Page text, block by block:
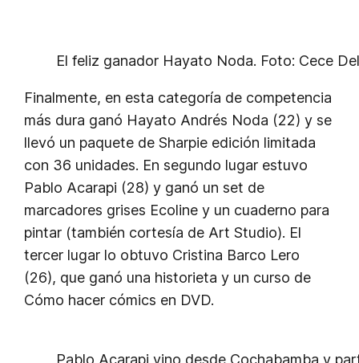
El feliz ganador Hayato Noda. Foto: Cece
Finalmente, en esta categoría de competencia
más dura ganó Hayato Andrés Noda (22) y se
llevó un paquete de Sharpie edición limitada
con 36 unidades. En segundo lugar estuvo
Pablo Acarapi (28) y ganó un set de
marcadores grises Ecoline y un cuaderno para
pintar (también cortesía de Art Studio). El
tercer lugar lo obtuvo Cristina Barco Lero
(26), que ganó una historieta y un curso de
Cómo hacer cómics en DVD.
Pablo Acarapi vino desde Cochabamba y